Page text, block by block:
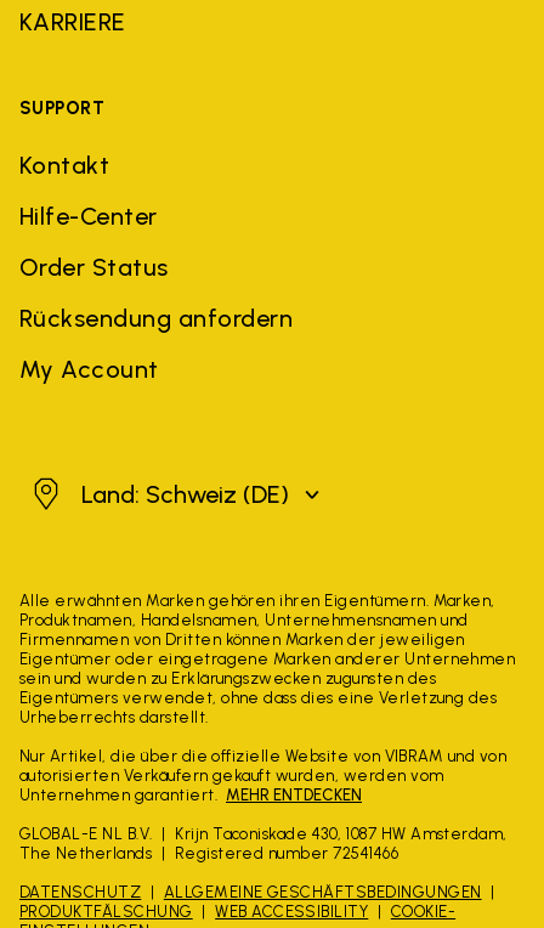
KARRIERE
SUPPORT
Kontakt
Hilfe-Center
Order Status
Rücksendung anfordern
My Account
SchweizLand: Schweiz (DE)
Alle erwähnten Marken gehören ihren Eigentümern. Marken,
Produktnamen, Handelsnamen, Unternehmensnamen und
Firmennamen von Dritten können Marken der jeweiligen
Eigentümer oder eingetragene Marken anderer Unternehmen
sein und wurden zu Erklärungszwecken zugunsten des
Eigentümers verwendet, ohne dass dies eine Verletzung des
Urheberrechts darstellt.
Nur Artikel, die über die offizielle Website von VIBRAM und von
autorisierten Verkäufern gekauft wurden, werden vom
Unternehmen garantiert. MEHR ENTDECKEN
GLOBAL-E NL B.V.
Krijn Taconiskade 430, 1087 HW Amsterdam,
The Netherlands
Registered number 72541466
DATENSCHUTZ
ALLGEMEINE GESCHÄFTSBEDINGUNGEN
PRODUKTFÄLSCHUNG
WEB ACCESSIBILITY
COOKIE-